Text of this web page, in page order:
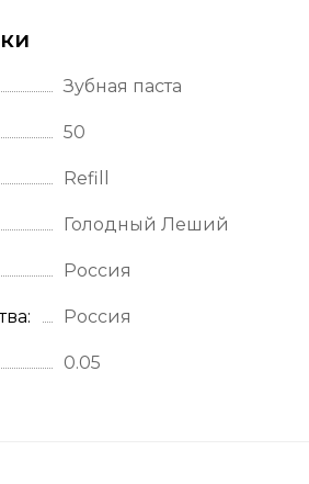
Зубная паста
50
Refill
Голодный Леший
Россия
Россия
0.05